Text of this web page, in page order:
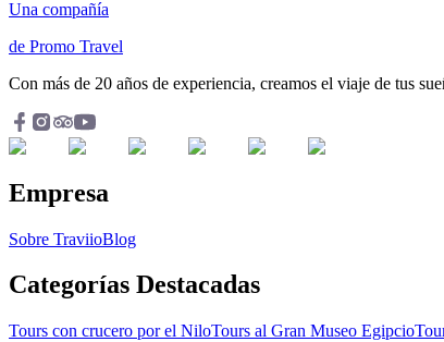
Una compañía
de Promo Travel
Con más de 20 años de experiencia, creamos el viaje de tus
Empresa
Sobre TraviioBlog
Categorías Destacadas
Tours con crucero por el NiloTours al Gran Museo Egipcio